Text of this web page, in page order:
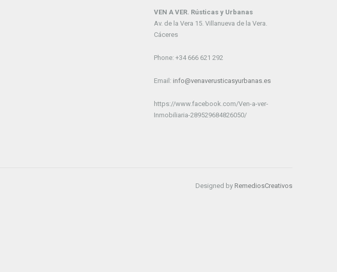
VEN A VER. Rústicas y Urbanas
Av. de la Vera 15. Villanueva de la Vera.
Cáceres
Phone: +34 666 621 292
Email: info@venaverusticasyurbanas.es
https://www.facebook.com/Ven-a-ver-
Inmobiliaria-289529684826050/
Designed by RemediosCreativos